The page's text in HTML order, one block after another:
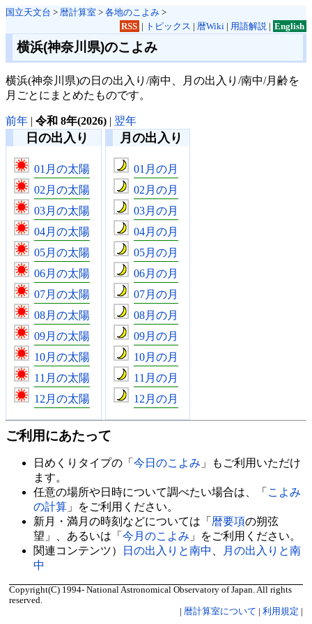
国立天文台 > 暦計算室 > 各地のこよみ >
RSS | トピックス | 暦Wiki| 用語解説| English
横浜(神奈川県)のこよみ
横浜(神奈川県)の日の出入り/南中、月の出入り/南中/月齢を
月ごとにまとめたものです。
前年 | 令和 8年(2026) | 翌年
日の出入り
01月の太陽
02月の太陽
03月の太陽
04月の太陽
05月の太陽
06月の太陽
07月の太陽
08月の太陽
09月の太陽
10月の太陽
11月の太陽
12月の太陽
月の出入り
01月の月
02月の月
03月の月
04月の月
05月の月
06月の月
07月の月
08月の月
09月の月
10月の月
11月の月
12月の月
ご利用にあたって
日めくりタイプの「 今日のこよみ 」もご利用いただけ
ます。
任意の場所や日時について調べたい場合は、「 こよみ
の計算 」をご利用ください。
新月・満月の時刻などについては「 暦要項の朔弦
望」、あるいは「 今月のこよみ 」をご利用ください。
関連コンテンツ）
日の出入りと南中
月の出入りと南
中
Copyright(C) 1994- National Astronomical Observatory of Japan. All rights
reserved.
| 暦計算室について | 利用規定 |